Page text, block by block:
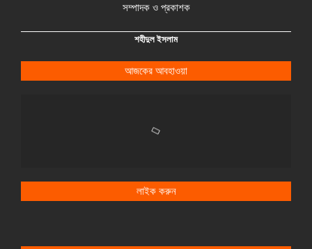
সম্পাদক ও প্রকাশক
শহীদুল ইসলাম
আজকের আবহাওয়া
লাইক করুন